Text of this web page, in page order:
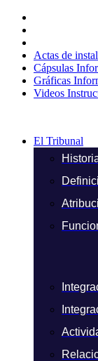
contenido
Actas de
Cápsulas
Gráficas
Videos
El Tribunal